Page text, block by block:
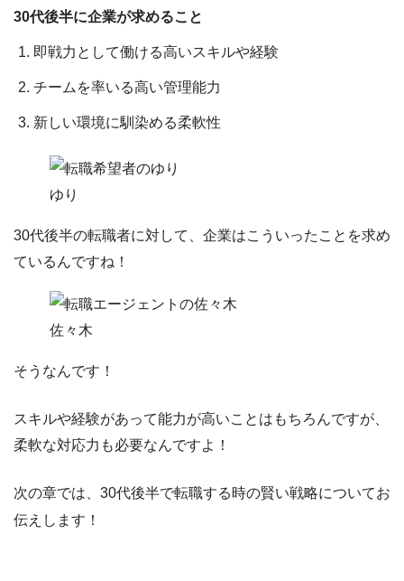
30代後半に企業が求めること
即戦力として働ける高いスキルや経験
チームを率いる高い管理能力
新しい環境に馴染める柔軟性
ゆり
30代後半の転職者に対して、企業はこういったことを求め
ているんですね！
佐々木
そうなんです！
スキルや経験があって能力が高いことはもちろんですが、
柔軟な対応力も必要なんですよ！
次の章では、30代後半で転職する時の賢い戦略についてお
伝えします！